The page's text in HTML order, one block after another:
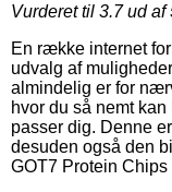
Vurderet til 3.7ud af
En række internet
udvalg af
almindelig er for
hvor du så nemt
passer dig. Denne
desuden også den
GOT7 Protein